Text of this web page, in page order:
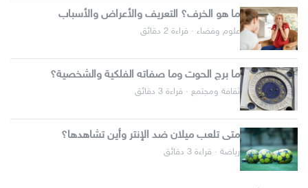
ما هو الخرف؟ التعريف والأعراض والأسباب
علوم وفضاء · قراءة 2 دقائق
ما برج الحوت وما صفاته الفلكية والشخصية؟
ثقافة ومجتمع · قراءة 3 دقائق
متى تلعب ميلان ضد الإنتر وأين تشاهدها؟
رياضة · قراءة 3 دقائق